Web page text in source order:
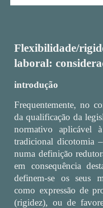
Flexibilidade/
laboral:
introdução
Frequentemente, no
da qualificação da
normativo aplicável
tradicional dicotomia
numa definição
em consequência
definem-se os seus
como expressão de
(rigidez), ou de